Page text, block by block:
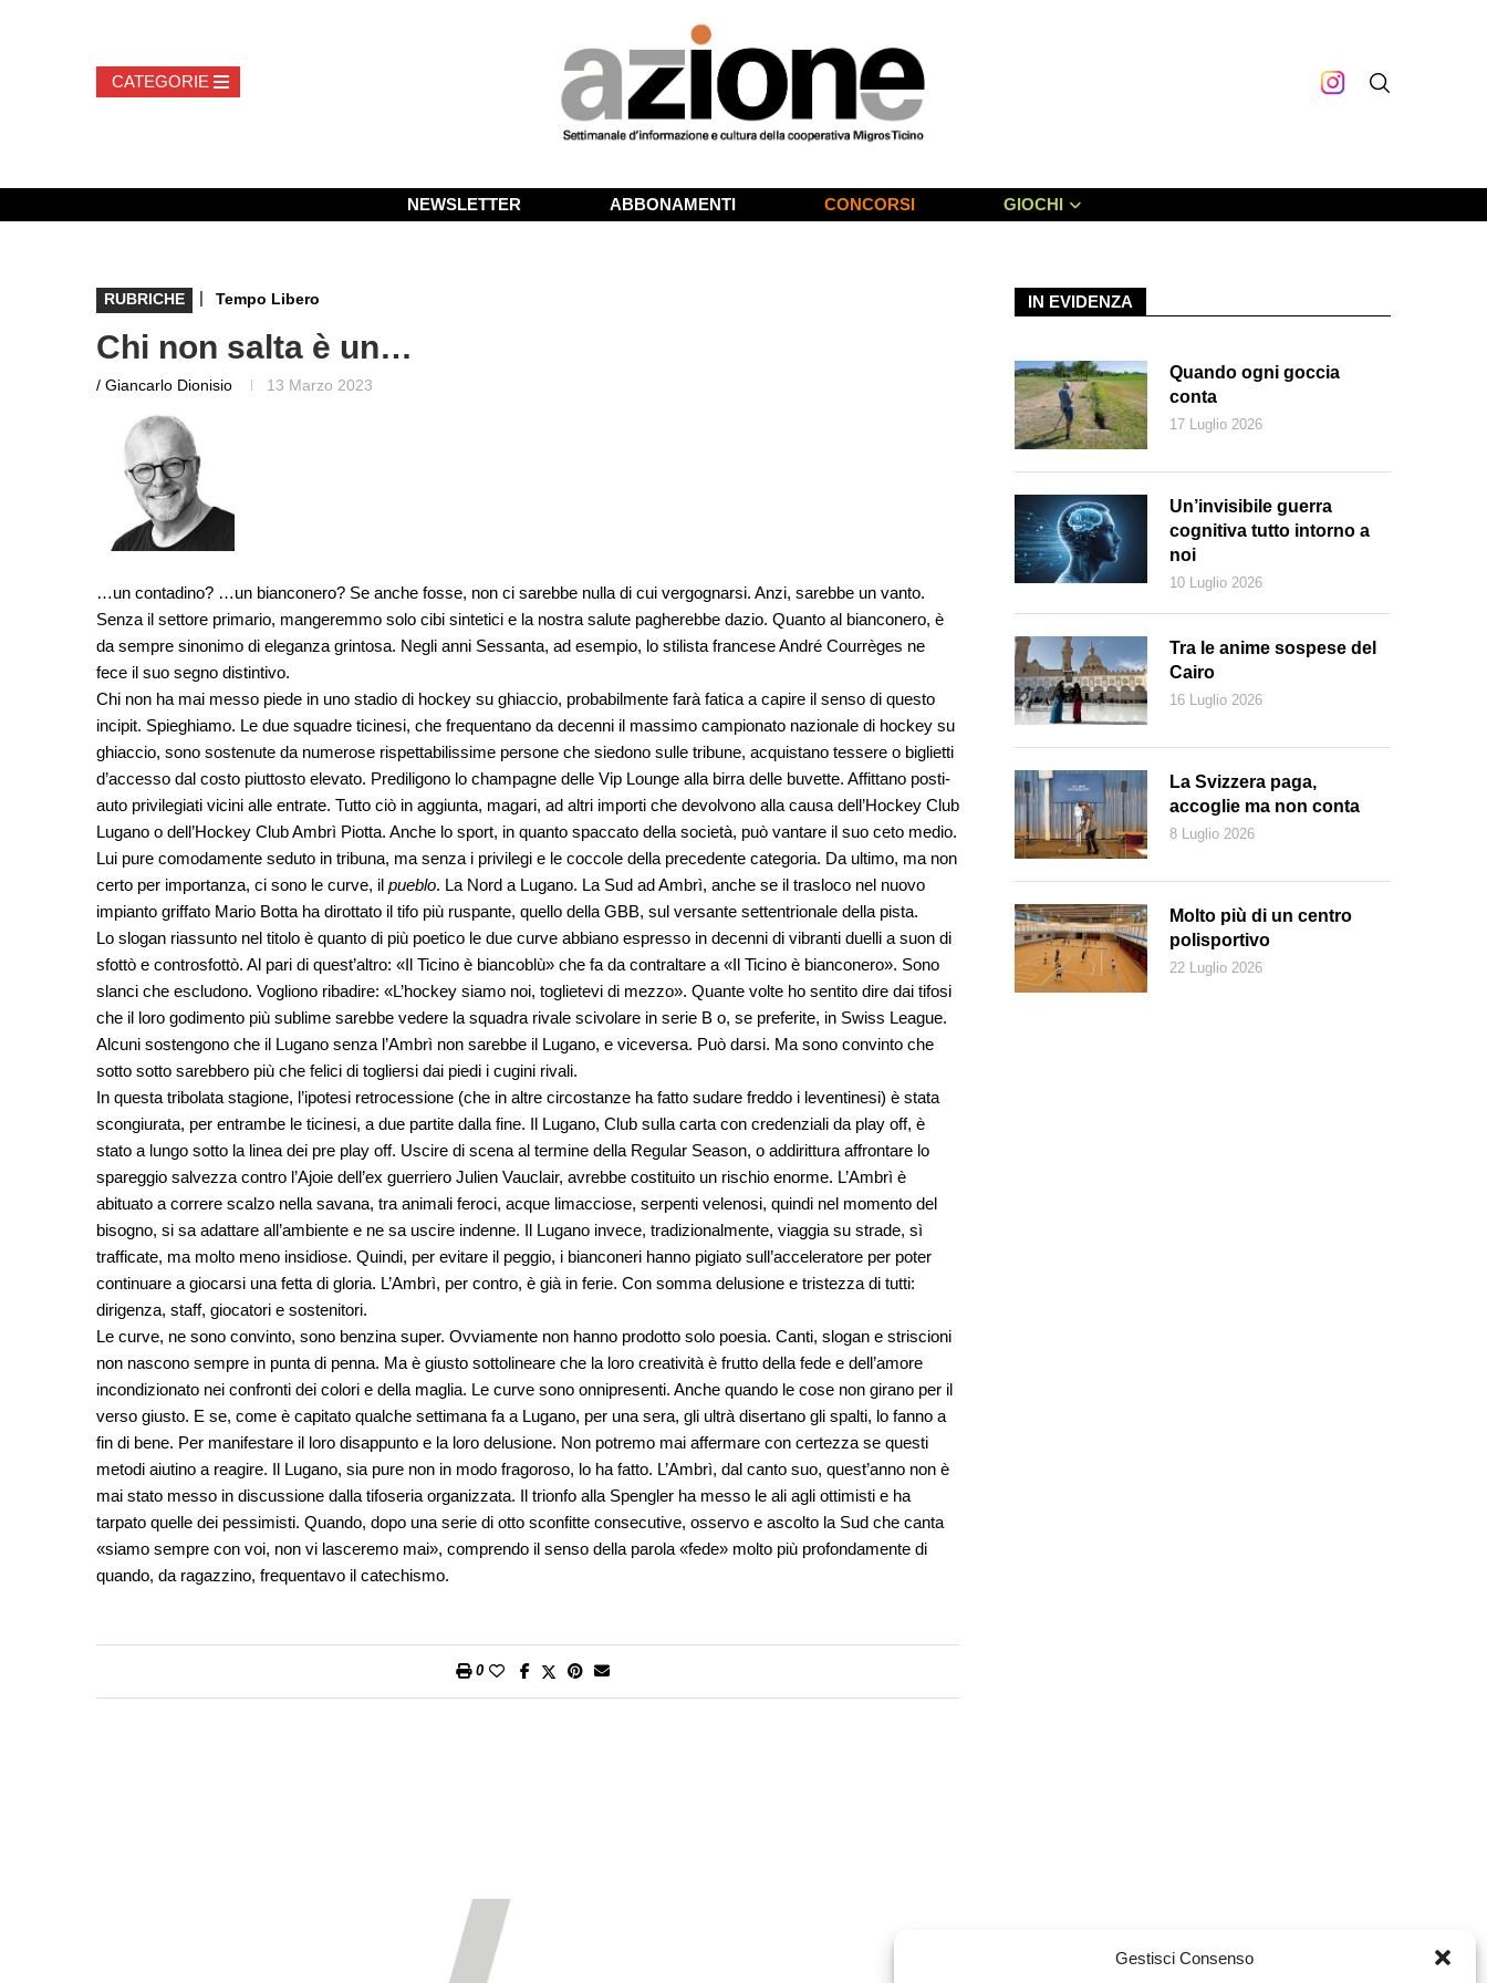
Gestisci Consenso
NEWSLETTER ABBONAMENTI CONCORSI GIOCHI
RUBRICHE | Tempo Libero
Chi non salta è un…
/ Giancarlo Dionisio 13 Marzo 2023
…un contadino? …un bianconero? Se anche fosse, non ci sarebbe nulla di cui vergognarsi. Anzi, sarebbe un vanto.
Senza il settore primario, mangeremmo solo cibi sintetici e la nostra salute pagherebbe dazio. Quanto al bianconero, è
da sempre sinonimo di eleganza grintosa. Negli anni Sessanta, ad esempio, lo stilista francese André Courrèges ne
fece il suo segno distintivo.
Chi non ha mai messo piede in uno stadio di hockey su ghiaccio, probabilmente farà fatica a capire il senso di questo
incipit. Spieghiamo. Le due squadre ticinesi, che frequentano da decenni il massimo campionato nazionale di hockey su
ghiaccio, sono sostenute da numerose rispettabilissime persone che siedono sulle tribune, acquistano tessere o biglietti
d’accesso dal costo piuttosto elevato. Prediligono lo champagne delle Vip Lounge alla birra delle buvette. Affittano posti-
auto privilegiati vicini alle entrate. Tutto ciò in aggiunta, magari, ad altri importi che devolvono alla causa dell’Hockey Club
Lugano o dell’Hockey Club Ambrì Piotta. Anche lo sport, in quanto spaccato della società, può vantare il suo ceto medio.
Lui pure comodamente seduto in tribuna, ma senza i privilegi e le coccole della precedente categoria. Da ultimo, ma non
certo per importanza, ci sono le curve, il pueblo. La Nord a Lugano. La Sud ad Ambrì, anche se il trasloco nel nuovo
impianto griffato Mario Botta ha dirottato il tifo più ruspante, quello della GBB, sul versante settentrionale della pista.
Lo slogan riassunto nel titolo è quanto di più poetico le due curve abbiano espresso in decenni di vibranti duelli a suon di
sfottò e controsfottò. Al pari di quest’altro: «Il Ticino è biancoblù» che fa da contraltare a «Il Ticino è bianconero». Sono
slanci che escludono. Vogliono ribadire: «L’hockey siamo noi, toglietevi di mezzo». Quante volte ho sentito dire dai tifosi
che il loro godimento più sublime sarebbe vedere la squadra rivale scivolare in serie B o, se preferite, in Swiss League.
Alcuni sostengono che il Lugano senza l’Ambrì non sarebbe il Lugano, e viceversa. Può darsi. Ma sono convinto che
sotto sotto sarebbero più che felici di togliersi dai piedi i cugini rivali.
In questa tribolata stagione, l’ipotesi retrocessione (che in altre circostanze ha fatto sudare freddo i leventinesi) è stata
scongiurata, per entrambe le ticinesi, a due partite dalla fine. Il Lugano, Club sulla carta con credenziali da play off, è
stato a lungo sotto la linea dei pre play off. Uscire di scena al termine della Regular Season, o addirittura affrontare lo
spareggio salvezza contro l’Ajoie dell’ex guerriero Julien Vauclair, avrebbe costituito un rischio enorme. L’Ambrì è
abituato a correre scalzo nella savana, tra animali feroci, acque limacciose, serpenti velenosi, quindi nel momento del
bisogno, si sa adattare all’ambiente e ne sa uscire indenne. Il Lugano invece, tradizionalmente, viaggia su strade, sì
trafficate, ma molto meno insidiose. Quindi, per evitare il peggio, i bianconeri hanno pigiato sull’acceleratore per poter
continuare a giocarsi una fetta di gloria. L’Ambrì, per contro, è già in ferie. Con somma delusione e tristezza di tutti:
dirigenza, staff, giocatori e sostenitori.
Le curve, ne sono convinto, sono benzina super. Ovviamente non hanno prodotto solo poesia. Canti, slogan e striscioni
non nascono sempre in punta di penna. Ma è giusto sottolineare che la loro creatività è frutto della fede e dell’amore
incondizionato nei confronti dei colori e della maglia. Le curve sono onnipresenti. Anche quando le cose non girano per il
verso giusto. E se, come è capitato qualche settimana fa a Lugano, per una sera, gli ultrà disertano gli spalti, lo fanno a
fin di bene. Per manifestare il loro disappunto e la loro delusione. Non potremo mai affermare con certezza se questi
metodi aiutino a reagire. Il Lugano, sia pure non in modo fragoroso, lo ha fatto. L’Ambrì, dal canto suo, quest’anno non è
mai stato messo in discussione dalla tifoseria organizzata. Il trionfo alla Spengler ha messo le ali agli ottimisti e ha
tarpato quelle dei pessimisti. Quando, dopo una serie di otto sconfitte consecutive, osservo e ascolto la Sud che canta
«siamo sempre con voi, non vi lasceremo mai», comprendo il senso della parola «fede» molto più profondamente di
quando, da ragazzino, frequentavo il catechismo.
0
IN EVIDENZA
Quando ogni goccia
conta
17 Luglio 2026
Un’invisibile guerra
cognitiva tutto intorno a
noi
10 Luglio 2026
Tra le anime sospese del
Cairo
16 Luglio 2026
La Svizzera paga,
accoglie ma non conta
8 Luglio 2026
Molto più di un centro
polisportivo
22 Luglio 2026